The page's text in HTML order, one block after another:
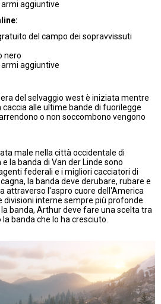
aggiuntive
del campo dei sopravvissuti
nero
aggiuntive
del selvaggio west è iniziata mentre
caccia alle ultime bande di fuorilegge
o non soccombono vengono
male nella città occidentale di
la banda di Van der Linde sono
federali e i migliori cacciatori di
la banda deve derubare, rubare e
attraverso l'aspro cuore dell'America
divisioni interne sempre più profonde
banda, Arthur deve fare una scelta tra
banda che lo ha cresciuto.